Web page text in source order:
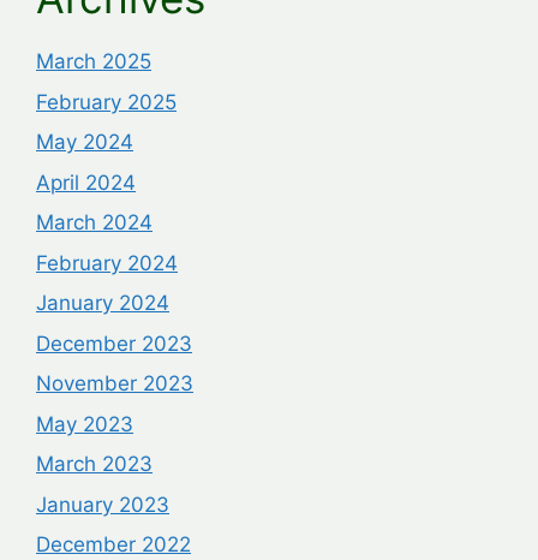
March 2025
February 2025
May 2024
April 2024
March 2024
February 2024
January 2024
December 2023
November 2023
May 2023
March 2023
January 2023
December 2022